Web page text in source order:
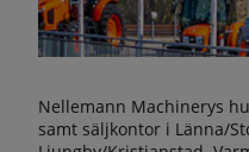
Nellemann Machinerys
samt säljkontor i Länna/